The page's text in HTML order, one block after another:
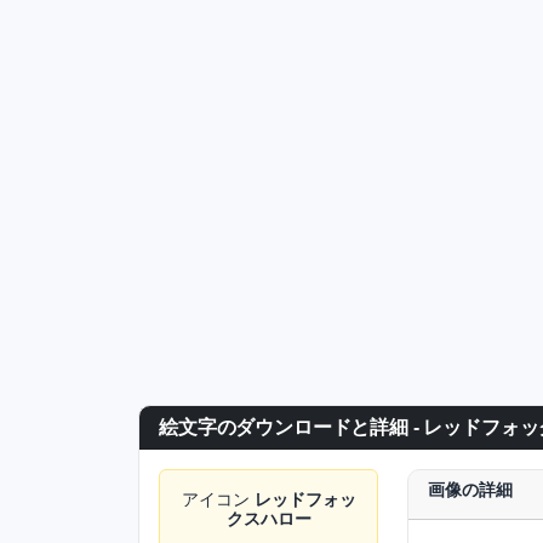
絵文字のダウンロードと詳細 - レッドフォ
アイコン レッドフォッ
クスハロー
画像の詳細